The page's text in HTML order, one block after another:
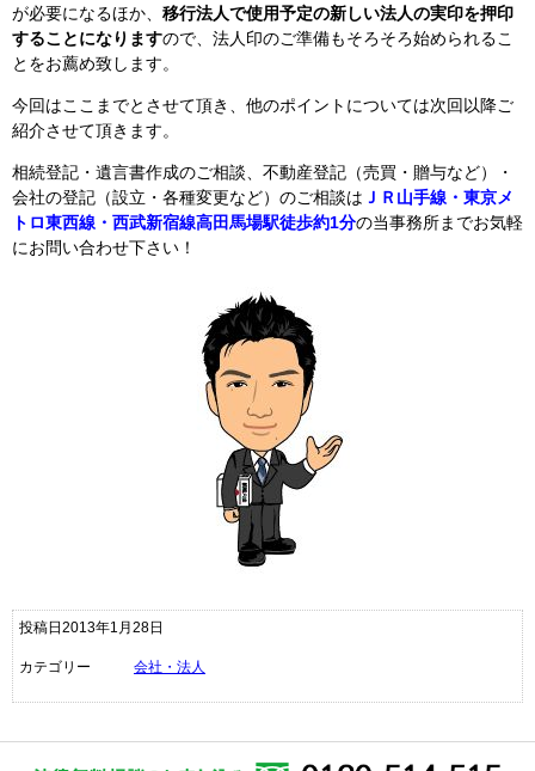
が必要になるほか、 移行法人で使用予定の新しい法人の実印を押印
することになりますので、法人印のご準備もそろそろ始められるこ
とをお薦め致します。
今回はここまでとさせて頂き、他のポイントについては次回以降ご
紹介させて頂きます。
相続登記・遺言書作成のご相談、不動産登記（売買・贈与など）・
会社の登記（設立・各種変更など）のご相談は ＪＲ山手線・東京メ
トロ東西線・西武新宿線高田馬場駅徒歩約1分の当事務所までお気軽
にお問い合わせ下さい！
投稿日2013年1月28日
カテゴリー 会社・法人